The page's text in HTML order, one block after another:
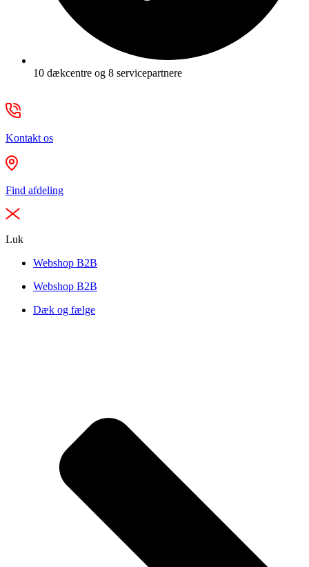
10 dækcentre og 8 servicepartnere
Kontakt os
Find afdeling
Luk
Webshop B2B
Webshop B2B
Dæk og fælge